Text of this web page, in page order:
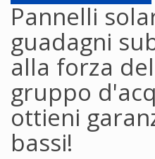
Pannelli
guadagni
alla forza
gruppo
ottieni
bassi!